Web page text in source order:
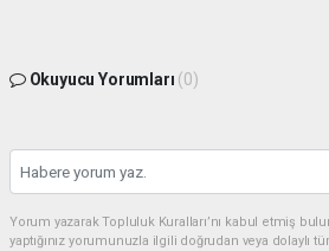
Okuyucu Yorumları (0)
Yorum yazarak Topluluk Kuralları’nı kabul etmiş
yaptığınız yorumunuzla ilgili doğrudan veya dolaylı